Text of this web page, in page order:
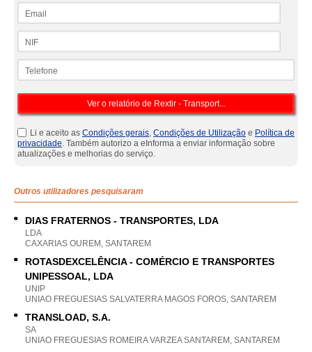
Li e aceito as Condições gerais, Condições de Utilização e Política de
privacidade. Também autorizo a eInforma a enviar informação sobre
atualizações e melhorias do serviço.
Outros utilizadores pesquisaram
DIAS FRATERNOS - TRANSPORTES, LDA
LDA
CAXARIAS OUREM, SANTAREM
ROTASDEXCELÊNCIA - COMÉRCIO E TRANSPORTES
UNIPESSOAL, LDA
UNIP
UNIAO FREGUESIAS SALVATERRA MAGOS FOROS, SANTAREM
TRANSLOAD, S.A.
SA
UNIAO FREGUESIAS ROMEIRA VARZEA SANTAREM, SANTAREM